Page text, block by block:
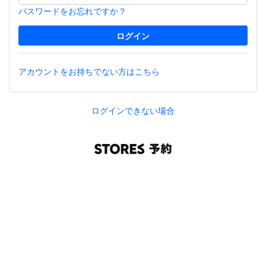
パスワードをお忘れですか？
アカウントをお持ちでない方はこちら
ログインできない場合